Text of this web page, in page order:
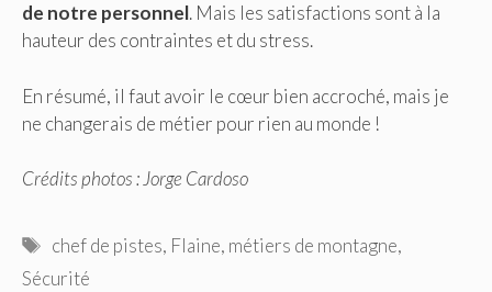
de notre personnel. Mais les satisfactions sont à la
hauteur des contraintes et du stress.
En résumé, il faut avoir le cœur bien accroché, mais je
ne changerais de métier pour rien au monde !
Crédits photos : Jorge Cardoso
Étiquettes
chef de pistes, Flaine, métiers de montagne,
Sécurité